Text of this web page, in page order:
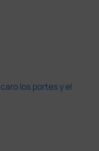
los portes y el